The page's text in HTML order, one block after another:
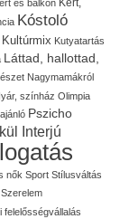
és balkon
Kóstoló
Kultúrmix Kutyatartás
Láttad, hallottad,
Nagymamákról
színház Olimpia
Pszicho
Interjú
nők Sport Stílusváltás
Szerelem
felelősségvállalás